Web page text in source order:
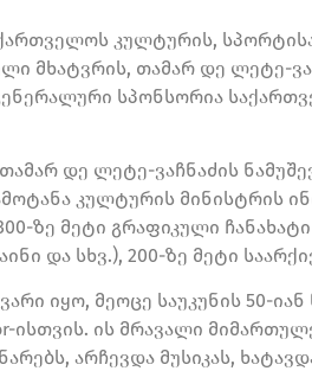
კულტურის,
მხატვრის, თამარ დე ლეტე-
სპონსორია
დე ლეტე-ვაჩნაძის
კულტურის მინისტრის
ზე მეტი გრაფიკული ჩანახატი
და სხვ.), 200-ზე მეტი
იყო, მეოცე საუკუნის 50-იან
ისთვის. ის მრავალი
არჩევდა მუსიკას,